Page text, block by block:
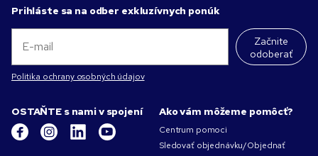
Prihláste sa na odber exkluzívnych ponúk
Začnite
odoberať
Politika ochrany osobných údajov
OSTAŇTE s nami v spojení Ako vám môžeme pomôcť?
Centrum pomoci
Sledovať objednávku/Objednať